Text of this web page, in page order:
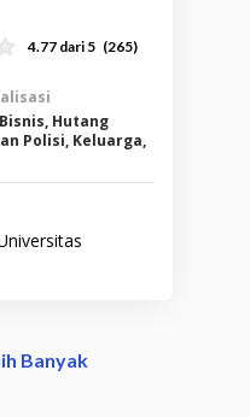
4.77 dari 5 (265)
Hutang
Polisi, Keluarga,
Banyak